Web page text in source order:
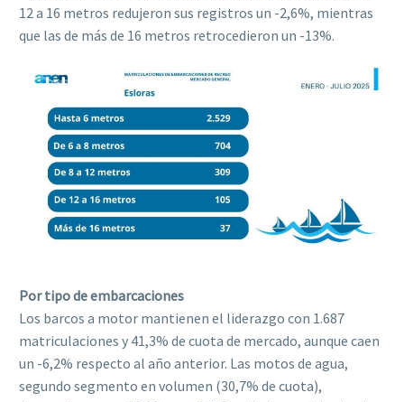
12 a 16 metros redujeron sus registros un -2,6%, mientras
que las de más de 16 metros retrocedieron un -13%.
Por tipo de embarcaciones
Los barcos a motor mantienen el liderazgo con 1.687
matriculaciones y 41,3% de cuota de mercado, aunque caen
un -6,2% respecto al año anterior. Las motos de agua,
segundo segmento en volumen (30,7% de cuota),